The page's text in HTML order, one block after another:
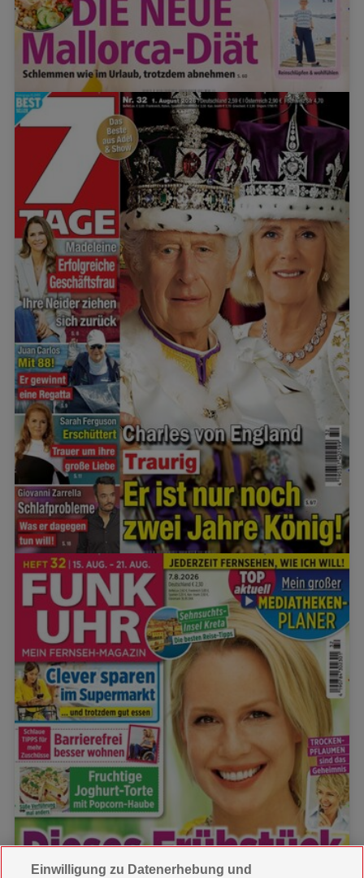
Einwilligung zu Datenerhebung und